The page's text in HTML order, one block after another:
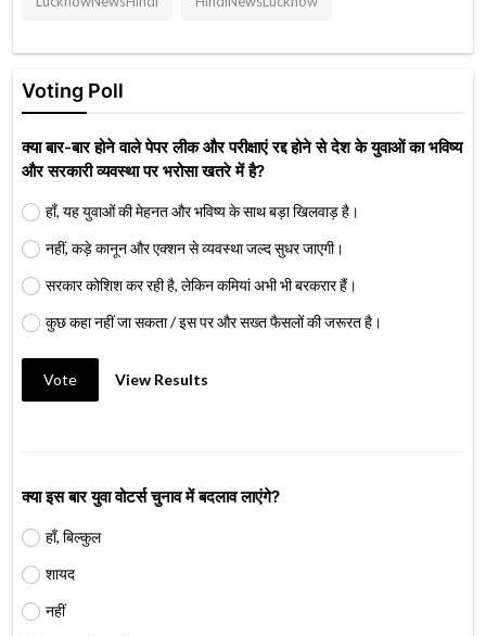
Voting Poll
क्या बार-बार होने वाले पेपर लीक और परीक्षाएं रद्द होने से देश के युवाओं का भविष्य
और सरकारी व्यवस्था पर भरोसा खतरे में है?
हाँ, यह युवाओं की मेहनत और भविष्य के साथ बड़ा खिलवाड़ है।
नहीं, कड़े कानून और एक्शन से व्यवस्था जल्द सुधर जाएगी।
सरकार कोशिश कर रही है, लेकिन कमियां अभी भी बरकरार हैं।
कुछ कहा नहीं जा सकता / इस पर और सख्त फैसलों की जरूरत है।
Vote View Results
क्या इस बार युवा वोटर्स चुनाव में बदलाव लाएंगे?
हाँ, बिल्कुल
शायद
नहीं